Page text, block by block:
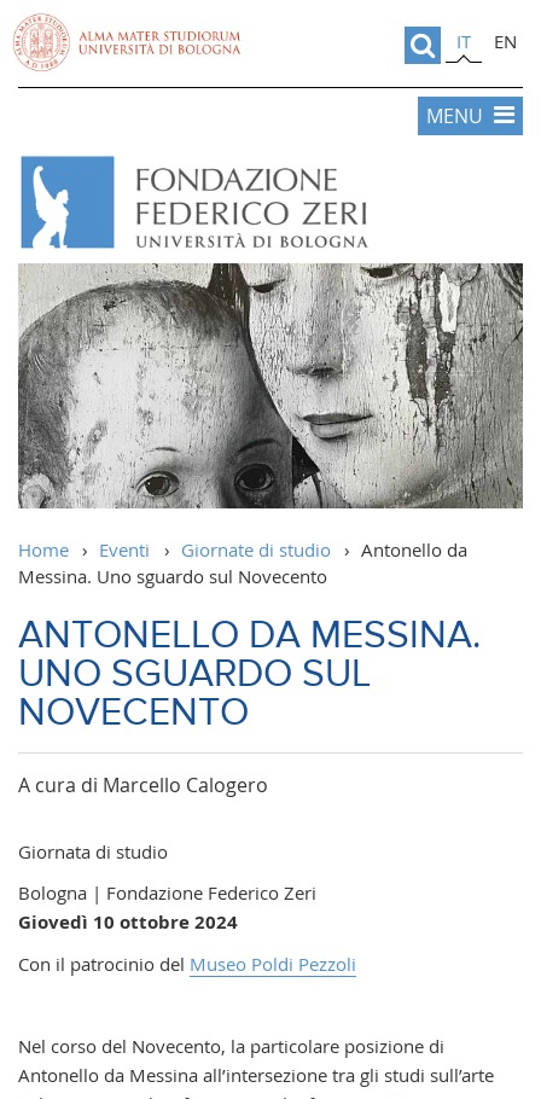
IT EN
MENU
Home › Eventi › Giornate di studio › Antonello da
Messina. Uno sguardo sul Novecento
ANTONELLO DA MESSINA.
UNO SGUARDO SUL
NOVECENTO
A cura di Marcello Calogero
Giornata di studio
Bologna | Fondazione Federico Zeri
Giovedì 10 ottobre 2024
Con il patrocinio del Museo Poldi Pezzoli
Nel corso del Novecento, la particolare posizione di
Antonello da Messina all’intersezione tra gli studi sull’arte